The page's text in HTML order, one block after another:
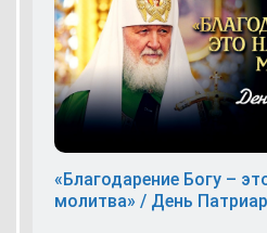
«Благодарение Богу –
молитва» / День